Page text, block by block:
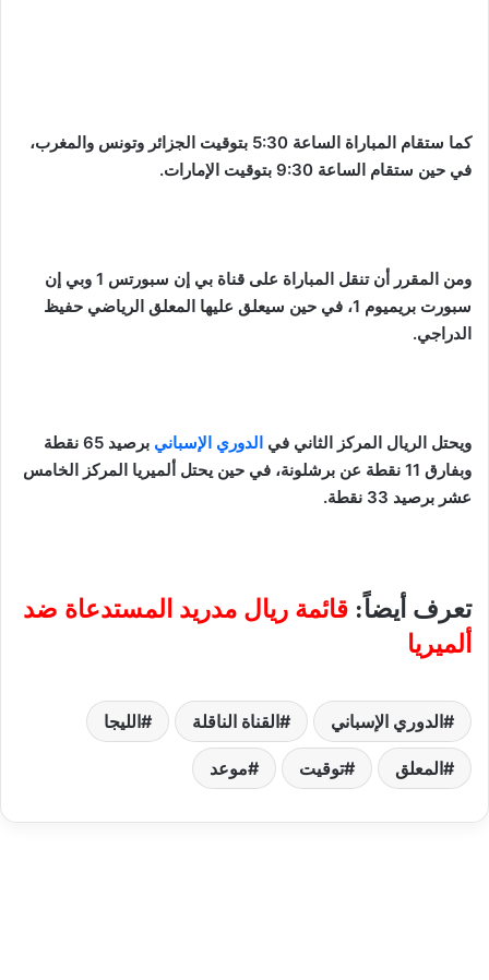
كما ستقام المباراة الساعة 5:30 بتوقيت الجزائر وتونس والمغرب،
في حين ستقام الساعة 9:30 بتوقيت الإمارات.
ومن المقرر أن تنقل المباراة على قناة بي إن سبورتس 1 وبي إن
سبورت بريميوم 1، في حين سيعلق عليها المعلق الرياضي حفيظ
الدراجي.
ويحتل الريال المركز الثاني في الدوري الإسباني
برصيد 65 نقطة
وبفارق 11 نقطة عن برشلونة، في حين يحتل ألميريا المركز الخامس
عشر برصيد 33 نقطة.
تعرف أيضاً: قائمة ريال مدريد المستدعاة ضد
ألميريا
الدوري الإسباني القناة الناقلة الليجا
المعلق توقيت موعد